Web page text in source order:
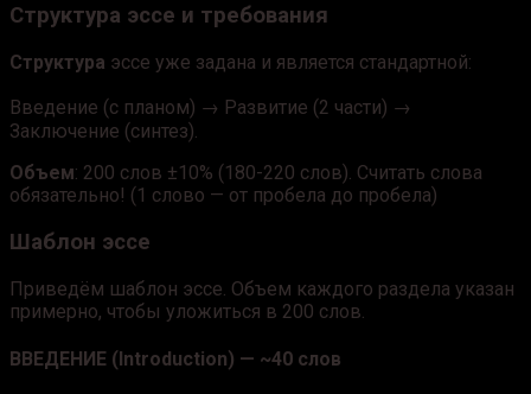
Структура эссе и требования
Структура эссе уже задана и является стандартной:
Введение (с планом) → Развитие (2 части) →
Заключение (синтез).
Объем: 200 слов ±10% (180-220 слов). Считать слова
обязательно! (1 слово — от пробела до пробела)
Шаблон эссе
Приведём шаблон эссе. Объем каждого раздела указан
примерно, чтобы уложиться в 200 слов.
ВВЕДЕНИЕ (Introduction) — ~40 слов